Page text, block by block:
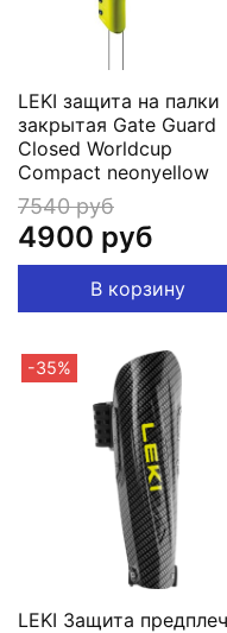
LEKI защита на палки
закрытая Gate Guard
Closed Worldcup
Compact neonyellow
7540 руб
4900 руб
В корзину
-35%
LEKI Защита